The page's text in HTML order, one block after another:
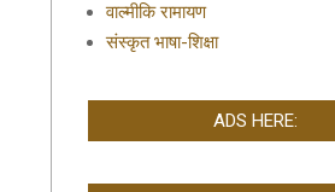
वाल्मीकि रामायण
संस्कृत भाषा-शिक्षा
ADS HERE: